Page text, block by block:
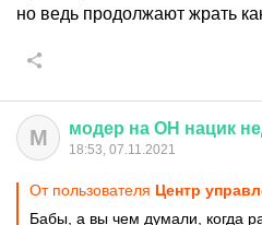
но ведь продолжают жрать
М модер на ОН нацик
18:53, 07.11.2021
От пользователя Центр
Бабы, а вы чем думали, когда